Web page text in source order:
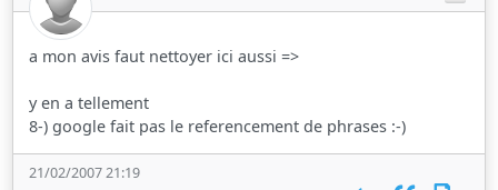
a mon avis faut nettoyer ici aussi =>
y en a tellement
8-) google fait pas le referencement de phrases :-)
21/02/2007 21:19